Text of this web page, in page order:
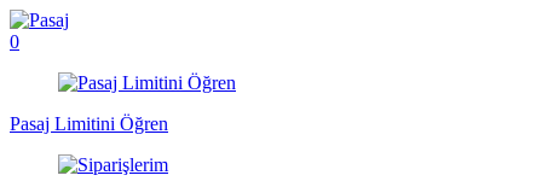
0
Pasaj Limitini Öğren